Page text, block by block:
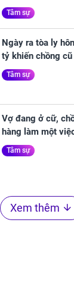
Tâm sự
Ngày ra tòa ly
tỷ khiến chồng
Tâm sự
Vợ đang ở cữ,
hàng làm một
Tâm sự
Xem thêm